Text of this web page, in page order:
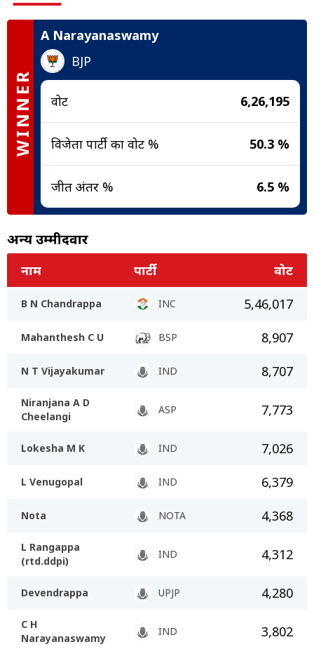
WINNER
A Narayanaswamy
BJP
वोट 6,26,195
विजेता पार्टी का वोट % 50.3 %
जीत अंतर % 6.5 %
अन्य उम्मीदवार
नाम पार्टी वोट
B N Chandrappa INC 5,46,017
Mahanthesh C U BSP 8,907
N T Vijayakumar IND 8,707
Niranjana A D
Cheelangi
ASP 7,773
Lokesha M K IND 7,026
L Venugopal IND 6,379
Nota NOTA 4,368
L Rangappa
(rtd.ddpi)
IND 4,312
Devendrappa UPJP 4,280
C H
Narayanaswamy
IND 3,802